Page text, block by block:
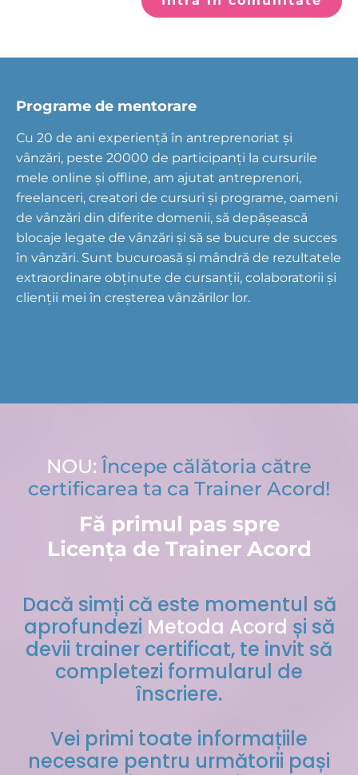
Programe de mentorare
Cu 20 de ani experiență în antreprenoriat și
vânzări, peste 20000 de participanți la cursurile
mele online și offline, am ajutat antreprenori,
freelanceri, creatori de cursuri și programe, oameni
de vânzări din diferite domenii, să depășească
blocaje legate de vânzări și să se bucure de succes
în vânzări. Sunt bucuroasă și mândră de rezultatele
extraordinare obținute de cursanții, colaboratorii și
clienții mei în creșterea vânzărilor lor.
NOU: Începe călătoria către
certificarea ta ca Trainer Acord!
Fă primul pas spre
Licența de Trainer Acord
Dacă simți că este momentul să
aprofundezi Metoda Acord și să
devii trainer certificat, te invit să
completezi formularul de
înscriere.
Vei primi toate informațiile
necesare pentru următorii pași